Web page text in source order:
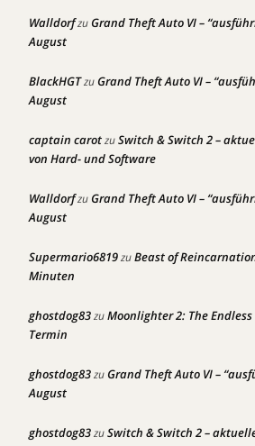
WalldorfzuGrand Theft Auto VI –
August
BlackHGTzuGrand Theft Auto VI –
August
captain carotzuSwitch & Switch 2 –
von Hard- und Software
WalldorfzuGrand Theft Auto VI –
August
Supermario6819zuBeast of
Minuten
ghostdog83zuMoonlighter 2: The
Termin
ghostdog83zuGrand Theft Auto VI –
August
ghostdog83zuSwitch & Switch 2 –